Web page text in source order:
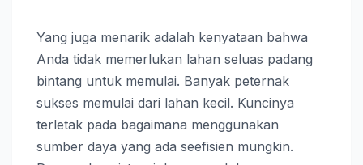
Yang juga menarik adalah kenyataan bahwa
Anda tidak memerlukan lahan seluas padang
bintang untuk memulai. Banyak peternak
sukses memulai dari lahan kecil. Kuncinya
terletak pada bagaimana menggunakan
sumber daya yang ada seefisien mungkin.